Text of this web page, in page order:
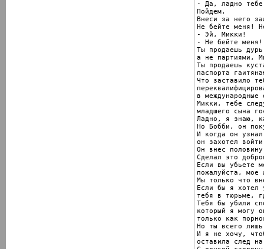
- Да, ладно
Пойдем.
Внеси за него
Не бейте меня!
- Эй, Микки!
- Не бейте меня!
Ты продаешь
а не партиями,
Ты продаешь
паспорта
Что заставило
в международные
Микки, тебе
младшего сына
Ладно, я знаю,
Но Бобби, он
И когда он
он захотел
Он внес
Сделал это
Если вы убьете
пожалуйста, мое
Мы только что
Если бы я хотел
тебя в тюрьме,
Тебя бы убили
который я могу
только как
Но ты всего
И я не хочу,
оставила след